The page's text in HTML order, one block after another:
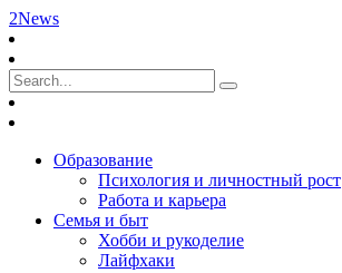
2News
Образование
Психология и личностный рост
Работа и карьера
Семья и быт
Хобби и рукоделие
Лайфхаки